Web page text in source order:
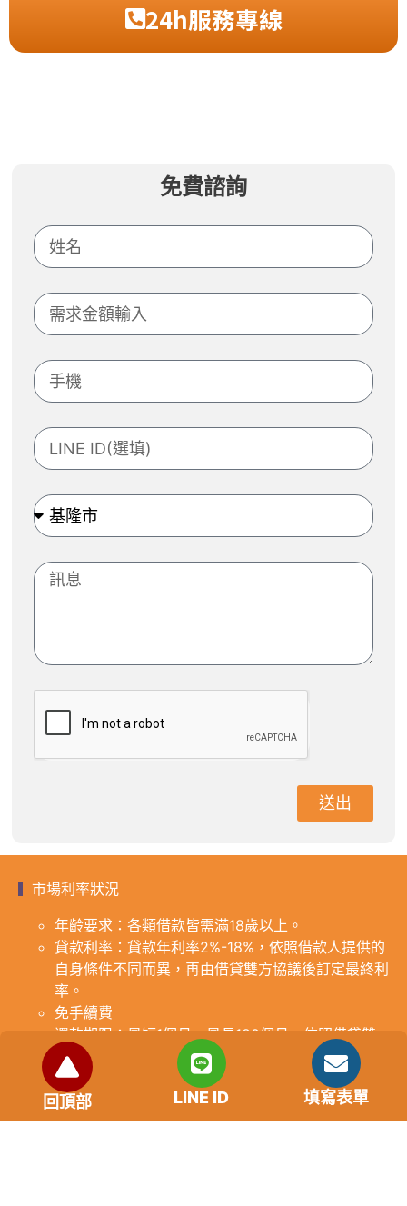
24h服務專線
免費諮詢
送出
市場利率狀況
年齡要求：各類借款皆需滿18歲以上。
貸款利率：貸款年利率2%-18%，依照借款人提供的
自身條件不同而異，再由借貸雙方協議後訂定最終利
率。
免手續費
還款期限：最短1個月，最長180個月，依照借貸雙
方協議而訂。
範例試算：小明急需現金10萬元，經多方比較利率
後選定金主，雙方簽定於36個月內須還清借款，年
利率12%計算，每月利息1000元，無須手續費。
回頂部 LINE ID 填寫表單